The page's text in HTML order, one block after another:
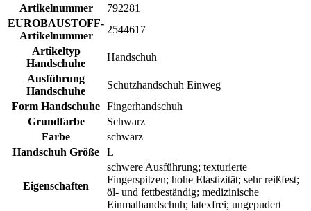
Artikelnummer
792281
EUROBAUSTOFF-
Artikelnummer
2544617
Artikeltyp
Handschuhe
Handschuh
Ausführung
Handschuhe
Schutzhandschuh Einweg
Form Handschuhe Fingerhandschuh
Grundfarbe
Schwarz
Farbe
schwarz
Handschuh Größe
L
Eigenschaften
schwere Ausführung; texturierte
Fingerspitzen; hohe Elastizität; sehr reißfest;
öl- und fettbeständig; medizinische
Einmalhandschuh; latexfrei; ungepudert